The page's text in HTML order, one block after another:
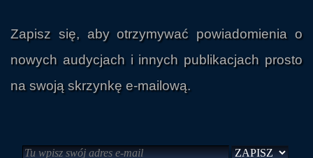
Zapisz się, aby otrzymywać powiadomienia o
nowych audycjach i innych publikacjach prosto
na swoją skrzynkę e-mailową.